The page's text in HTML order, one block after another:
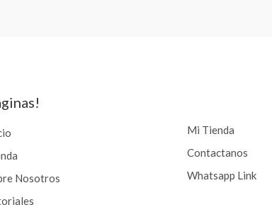
Nosotros
Mi Tienda
Contactanos
Whatsapp Link